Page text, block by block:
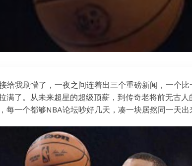
给我刷懵了，一夜之间连着出三个重磅新闻，一个比
满了。从未来超星的超级顶薪，到传奇老将前无古人
每一个都够NBA论坛吵好几天，凑一块居然同一天出